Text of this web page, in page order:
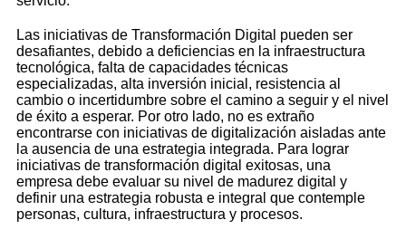
Las iniciativas de Transformación Digital pueden ser
desafiantes, debido a deficiencias en la infraestructura
tecnológica, falta de capacidades técnicas
especializadas, alta inversión inicial, resistencia al
cambio o incertidumbre sobre el camino a seguir y el nivel
de éxito a esperar. Por otro lado, no es extraño
encontrarse con iniciativas de digitalización aisladas ante
la ausencia de una estrategia integrada. Para lograr
iniciativas de transformación digital exitosas, una
empresa debe evaluar su nivel de madurez digital y
definir una estrategia robusta e integral que contemple
personas, cultura, infraestructura y procesos.